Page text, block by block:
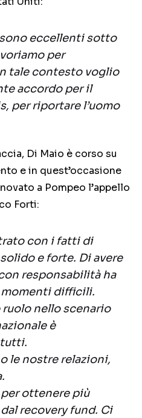
eccellenti sotto
per
tale contesto voglio
accordo per il
per riportare l’uomo
Di Maio è corso su
e in quest’occasione
a Pompeo l’appello
Forti:
con i fatti di
e forte. Di avere
responsabilità ha
momenti difficili.
nello scenario
è
le nostre relazioni,
ottenere più
recovery fund. Ci